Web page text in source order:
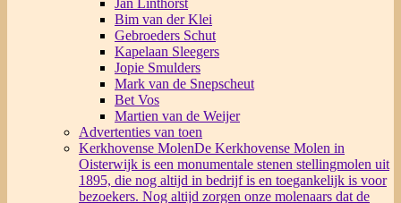
Jan Linthorst
Bim van der Klei
Gebroeders Schut
Kapelaan Sleegers
Jopie Smulders
Mark van de Snepscheut
Bet Vos
Martien van de Weijer
Advertenties van toen
Kerkhovense MolenDe Kerkhovense Molen in
Oisterwijk is een monumentale stenen stellingmolen uit
1895, die nog altijd in bedrijf is en toegankelijk is voor
bezoekers. Nog altijd zorgen onze molenaars dat de